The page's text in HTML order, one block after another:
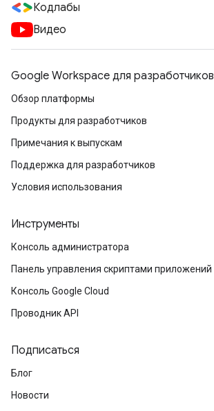
Кодлабы
Видео
Google Workspace для разработчиков
Обзор платформы
Продукты для разработчиков
Примечания к выпускам
Поддержка для разработчиков
Условия использования
Инструменты
Консоль администратора
Панель управления скриптами приложений
Консоль Google Cloud
Проводник API
Подписаться
Блог
Новости